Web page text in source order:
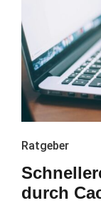
Ratgeber
durch